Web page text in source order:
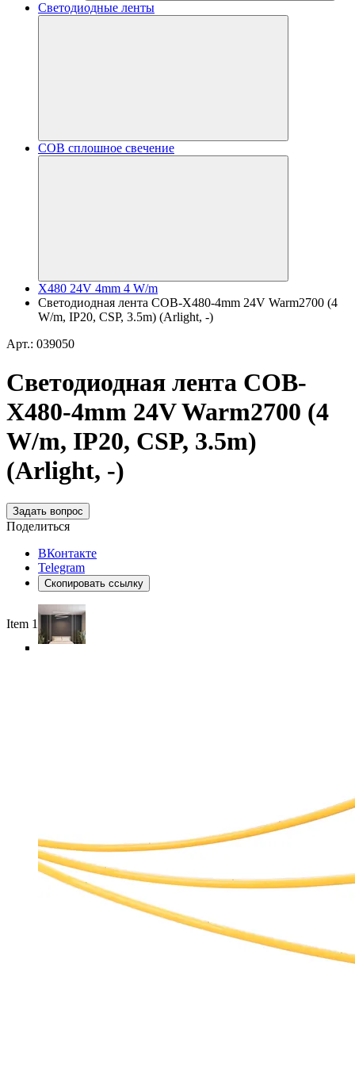
Светодиодные ленты
COB сплошное свечение
X480 24V 4mm 4 W/m
Светодиодная лента COB-X480-4mm 24V Warm2700 (4
W/m, IP20, CSP, 3.5m) (Arlight, -)
Арт.: 039050
Светодиодная лента COB-
X480-4mm 24V Warm2700 (4
W/m, IP20, CSP, 3.5m)
(Arlight, -)
Задать вопрос
Поделиться
ВКонтакте
Telegram
Скопировать ссылку
Item 1 of 6